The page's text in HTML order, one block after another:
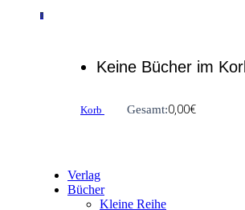
0
Keine Bücher im
Korb Gesamt:0,00€
Verlag
Bücher
Kleine Reihe